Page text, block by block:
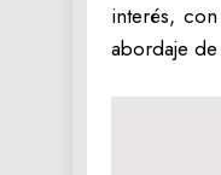
interés,
abordaje